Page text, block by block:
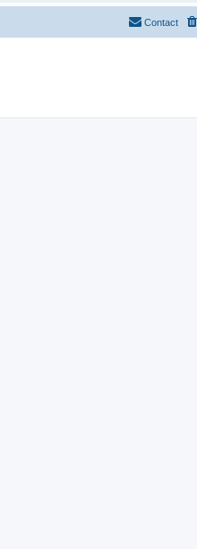
Contact